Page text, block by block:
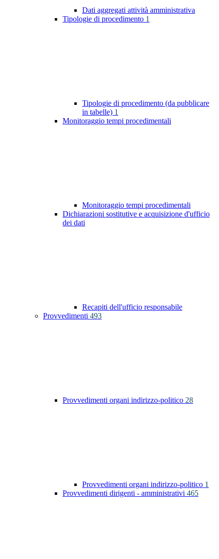
Dati aggregati attività amministrativa
Tipologie di procedimento 1
Tipologie di procedimento (da pubblicare
in tabelle) 1
Monitoraggio tempi procedimentali
Monitoraggio tempi procedimentali
Dichiarazioni sostitutive e acquisizione d'ufficio
dei dati
Recapiti dell'ufficio responsabile
Provvedimenti 493
Provvedimenti organi indirizzo-politico 28
Provvedimenti organi indirizzo-politico 1
Provvedimenti dirigenti - amministrativi 465